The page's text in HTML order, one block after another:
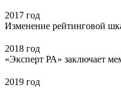
2017 год
Изменение рейтинговой
2018 год
«Эксперт РА» заключает
2019 год